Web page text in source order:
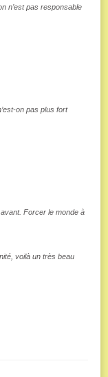
n’est pas responsable
on pas plus fort
Forcer le monde à
voilà un très beau